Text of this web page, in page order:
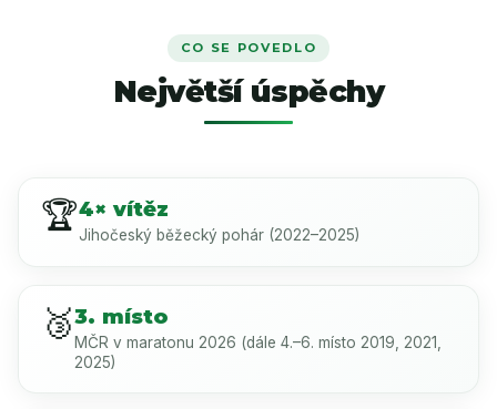
CO SE POVEDLO
Největší úspěchy
🏆4× vítěz
Jihočeský běžecký pohár (2022–2025)
🥉3. místo
MČR v maratonu 2026 (dále 4.–6. místo 2019, 2021,
2025)